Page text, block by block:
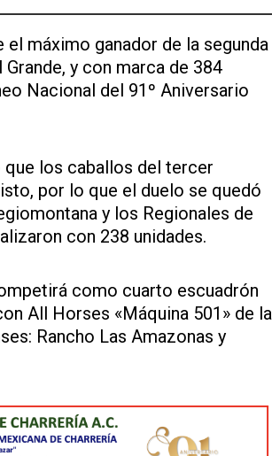
el máximo ganador de la segunda
y con marca de 384
Nacional del 91º Aniversario
que los caballos del tercer
por lo que el duelo se quedó
y los Regionales de
con 238 unidades.
como cuarto escuadrón
All Horses «Máquina 501» de la
Rancho Las Amazonas y